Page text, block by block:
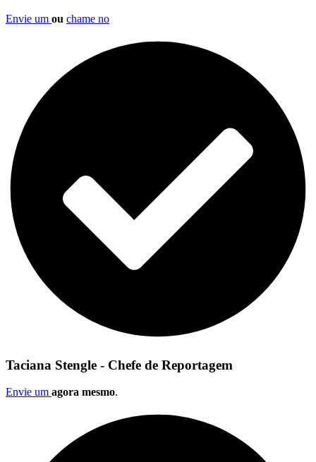
Envie um ou chame no
Taciana Stengle - Chefe de Reportagem
Envie um agora mesmo.